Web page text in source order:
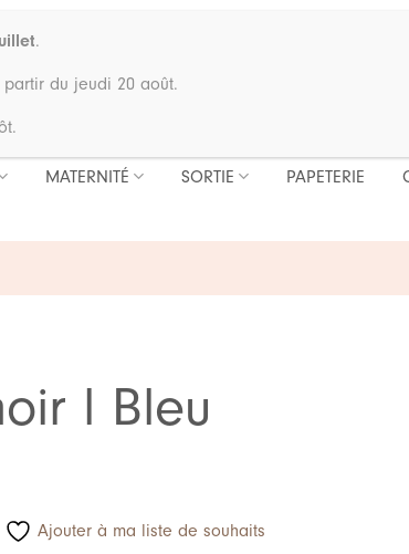
MATERNITÉ SORTIE PAPETERIE
l Bleu
Ajouter à ma liste de souhaits
.
du jeudi 20 août.